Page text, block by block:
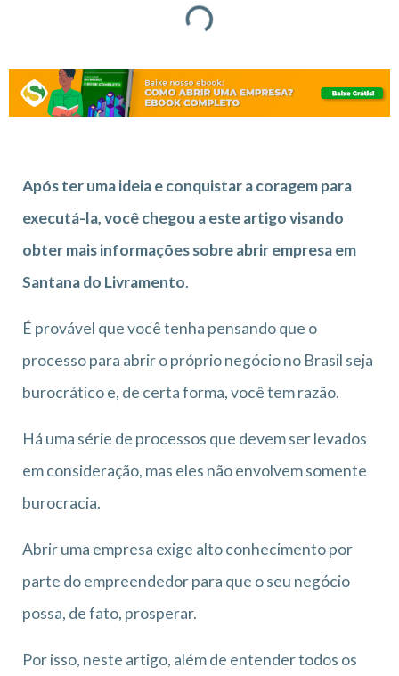
Após ter uma ideia e conquistar a coragem para
executá-la, você chegou a este artigo visando
obter mais informações sobre abrir empresa em
Santana do Livramento.
É provável que você tenha pensando que o
processo para abrir o próprio negócio no Brasil seja
burocrático e, de certa forma, você tem razão.
Há uma série de processos que devem ser levados
em consideração, mas eles não envolvem somente
burocracia.
Abrir uma empresa exige alto conhecimento por
parte do empreendedor para que o seu negócio
possa, de fato, prosperar.
Por isso, neste artigo, além de entender todos os